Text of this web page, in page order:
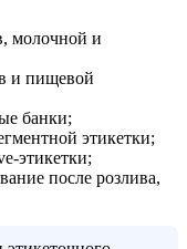
молочной и
и пищевой
банки;
этикетки;
этикетки;
после розлива,